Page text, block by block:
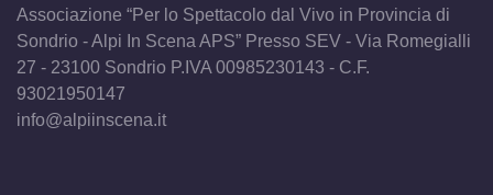
Associazione “Per lo Spettacolo dal Vivo in Provincia di
Sondrio - Alpi In Scena APS” Presso SEV - Via Romegialli
27 - 23100 Sondrio P.IVA 00985230143 - C.F.
93021950147
info@alpiinscena.it